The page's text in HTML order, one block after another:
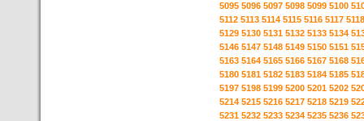
5095 5096 5097 5098 5099 5100
5112 5113 5114 5115 5116 5117 5118
5129 5130 5131 5132 5133 5134
5146 5147 5148 5149 5150 5151
5163 5164 5165 5166 5167 5168
5180 5181 5182 5183 5184 5185
5197 5198 5199 5200 5201 5202
5214 5215 5216 5217 5218 5219
5231 5232 5233 5234 5235 5236